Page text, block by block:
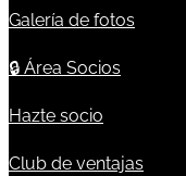
Galería de fotos
🔒 Área Socios
Hazte socio
Club de ventajas